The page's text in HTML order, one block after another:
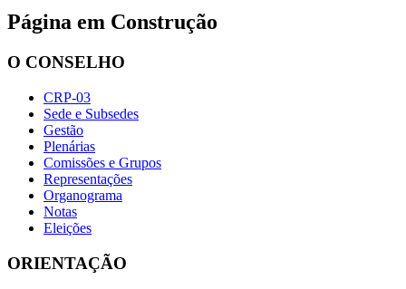
Página em Construção
O CONSELHO
CRP-03
Sede e Subsedes
Gestão
Plenárias
Comissões e Grupos
Representações
Organograma
Notas
Eleições
ORIENTAÇÃO